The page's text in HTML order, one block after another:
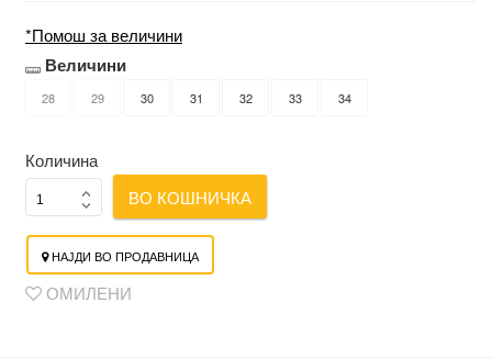
*Помош за величини
Величини
28 29 30 31 32 33 34
Количина
ВО КОШНИЧКА
НАЈДИ ВО ПРОДАВНИЦА
ОМИЛЕНИ